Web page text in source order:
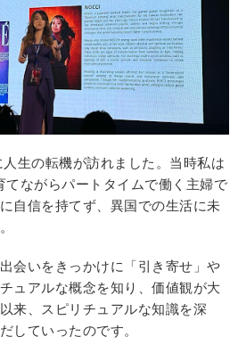
生の転機が訪れました。当時私は
てながらパートタイムで働く主婦で
自信を持てず、異国での生活に未
会いをきっかけに「引き寄せ」や
ュアルな概念を知り、価値観が大
来、スピリチュアルな知識を深
していったのです。